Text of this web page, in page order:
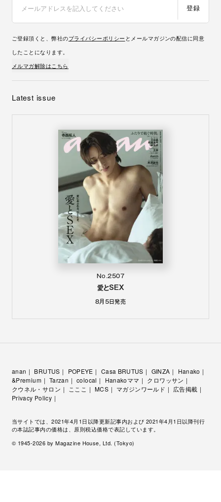
登録
ご登録頂くと、弊社のプライバシーポリシー とメールマガジンの配信に同意
したことになります。
メルマガ解除はこちら
Latest issue
No.2507
愛とSEX
8月5日発売
anan BRUTUS POPEYE Casa BRUTUS GINZA
Hanako
&Premium
Tarzan colocal Hanakoママ
クロワッサン
クウネル・サロン
こここ MCS マガジンワールド
広告掲載
Privacy Policy
当サイトでは、2021年4月1日以降更新記事内および 2021年4月1日以降刊行
の本誌記事内の価格は、原則税込価格で表記しています。
© 1945-2026 by Magazine House, Ltd. (Tokyo)